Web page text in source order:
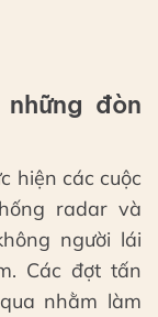
đòn
hiện các cuộc
radar và
người lái
Các đợt tấn
nhằm làm